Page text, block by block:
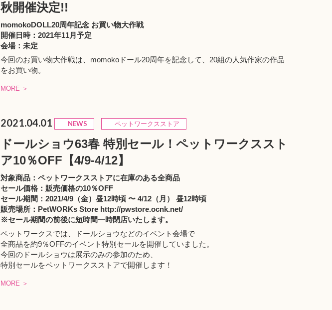
秋開催決定!!
momokoDOLL20周年記念 お買い物大作戦
開催日時：2021年11月予定
会場：未定
今回のお買い物大作戦は、momokoドール20周年を記念して、20組の人気作家の作品
をお買い物。
MORE ＞
2021.04.01 NEWS ペットワークスストア
ドールショウ63春 特別セール！ペットワークススト
ア10％OFF【4/9-4/12】
対象商品：ペットワークスストアに在庫のある全商品
セール価格：販売価格の10％OFF
セール期間：2021/4/9（金）昼12時頃 〜 4/12（月） 昼12時頃
販売場所： PetWORKs Store http://pwstore.ocnk.net/
※セール期間の前後に短時間一時閉店いたします。
ペットワークスでは、ドールショウなどのイベント会場で
全商品を約9％OFFのイベント特別セールを開催していました。
今回のドールショウは展示のみの参加のため、
特別セールをペットワークスストアで開催します！
MORE ＞